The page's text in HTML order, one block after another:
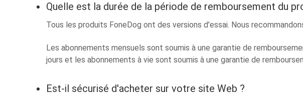
Quelle est la durée de la période de remboursement du
Tous les produits FoneDog ont des versions d'essai. Nous
Les abonnements mensuels sont soumis à une garantie de
jours et les abonnements à vie sont soumis à une garantie de
Est-il sécurisé d'acheter sur votre site Web ?